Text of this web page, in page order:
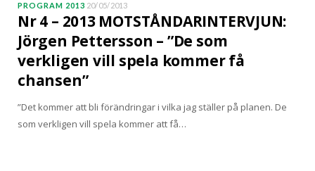
PROGRAM 2013 20/05/2013
Nr 4 – 2013 MOTSTÅNDARINTERVJUN:
Jörgen Pettersson – ”De som
verkligen vill spela kommer få
chansen”
”Det kommer att bli förändringar i vilka jag ställer på planen. De
som verkligen vill spela kommer att få…